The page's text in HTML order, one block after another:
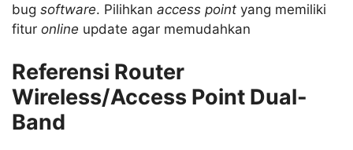
bug software. Pilihkan access point yang memiliki
fitur online update agar memudahkan
Referensi Router
Wireless/Access Point Dual-
Band